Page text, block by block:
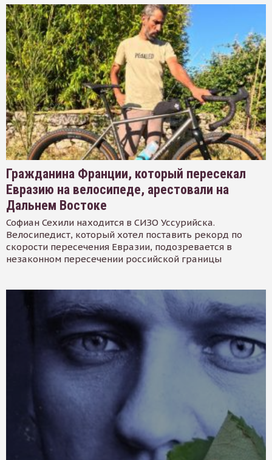
Гражданина Франции, который пересекал
Евразию на велосипеде, арестовали на
Дальнем Востоке
Софиан Сехили находится в СИЗО Уссурийска.
Велосипедист, который хотел поставить рекорд по
скорости пересечения Евразии, подозревается в
незаконном пересечении российской границы